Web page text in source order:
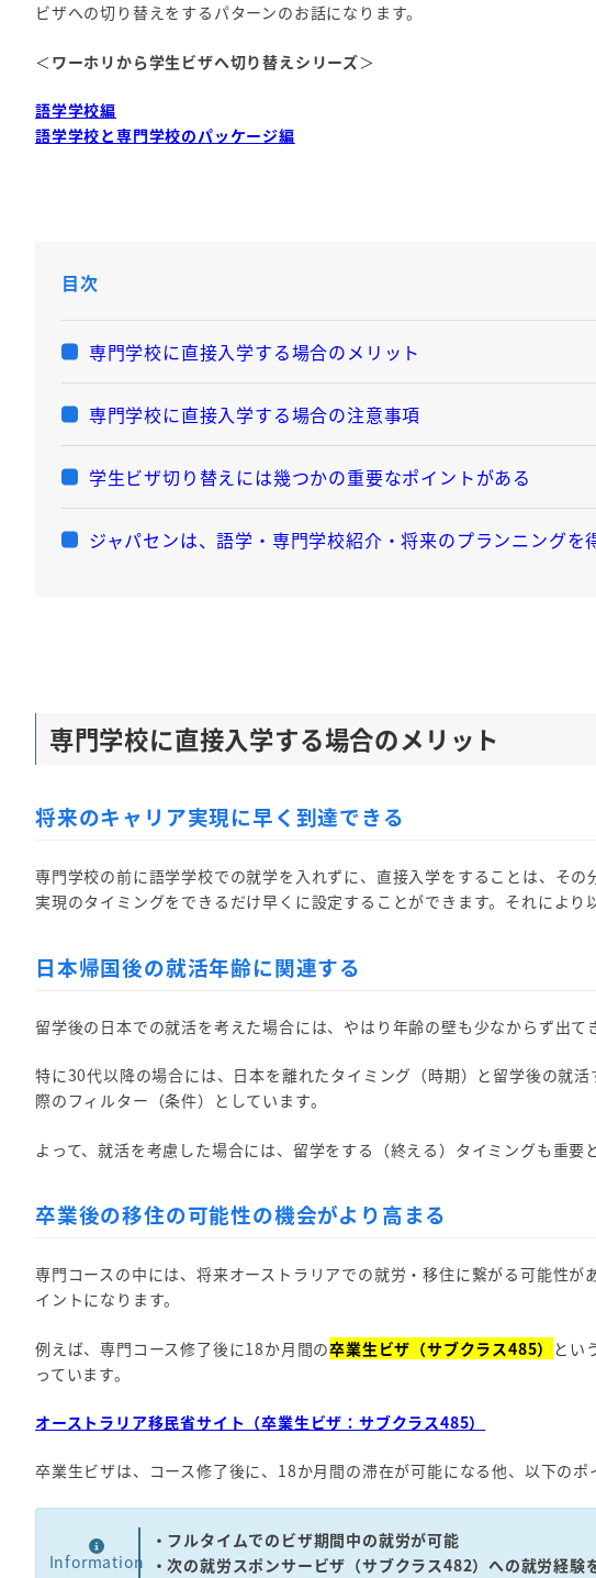
ビザへの切り替えをするパターンのお話になります。
＜ワーホリから学生ビザへ切り替えシリーズ＞
語学学校編
語学学校と専門学校のパッケージ編
目次
専門学校に直接入学する場合のメリット
専門学校に直接入学する場合の注意事項
学生ビザ切り替えには幾つかの重要なポイントがある
ジャパセンは、語学・専門学校紹介・将来のプランニングを
専門学校に直接入学する場合のメリット
将来のキャリア実現に早く到達できる
専門学校の前に語学学校での就学を入れずに、直接入学をすることは、そ
実現のタイミングをできるだけ早くに設定することができます。それにより
日本帰国後の就活年齢に関連する
留学後の日本での就活を考えた場合には、やはり年齢の壁も少なからず出て
特に30代以降の場合には、日本を離れたタイミング（時期）と留学後の就
際のフィルター（条件）としています。
よって、就活を考慮した場合には、留学をする（終える）タイミングも重要
卒業後の移住の可能性の機会がより高まる
専門コースの中には、将来オーストラリアでの就労・移住に繋がる可能性
イントになります。
例えば、専門コース修了後に18か月間の卒業生ビザ（サブクラス485）
とい
っています。
オーストラリア移民省サイト（卒業生ビザ：サブクラス485）
卒業生ビザは、コース修了後に、18か月間の滞在が可能になる他、以下のポ
Information
・フルタイムでのビザ期間中の就労が可能
・次の就労スポンサービザ（サブクラス482）への就労経験